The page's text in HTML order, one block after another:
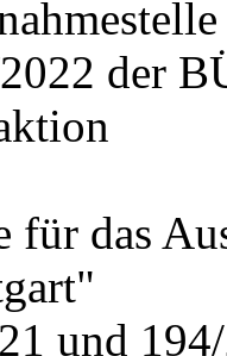
der
für das
und